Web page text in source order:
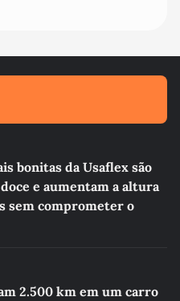
bonitas da Usaflex são
e aumentam a altura
sem comprometer o
2.500 km em um carro